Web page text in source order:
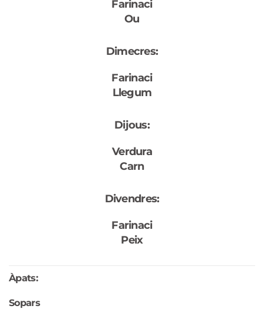
Farinaci
Ou
Dimecres:
Farinaci
Llegum
Dijous:
Verdura
Carn
Divendres:
Farinaci
Peix
Àpats:
Sopars